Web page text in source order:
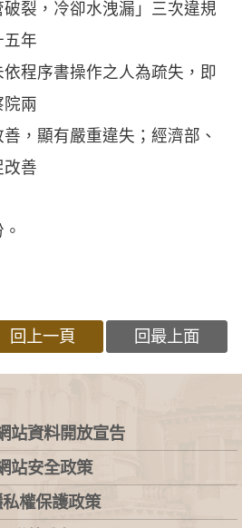
裂，冷卻水洩漏」三次違規
五年
依程序書操作之人為疏失，即
院兩
，顯有嚴重違失；經濟部、
改善
回上一頁 回最上面
站資料開放宣告
站安全政策
私權保護政策